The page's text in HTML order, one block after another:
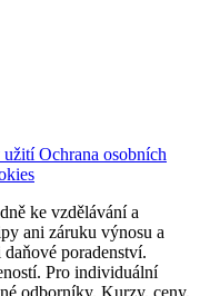
užitíOchrana osobních
ke vzdělávání a
ani záruku výnosu a
poradenství.
Pro individuální
odborníky. Kurzy, ceny,